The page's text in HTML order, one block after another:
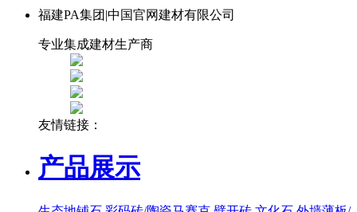
福建PA集团|中国官网建材有限公司
专业集成建材生产商
友情链接：
产品展示